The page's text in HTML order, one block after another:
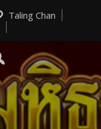
Taling Chan